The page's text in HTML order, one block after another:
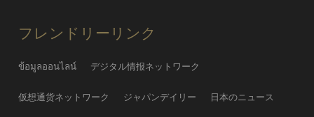
フレンドリーリンク
ข้อมูลออนไลน์ デジタル情报ネットワーク
仮想通货ネットワーク ジャパンデイリー 日本のニュース